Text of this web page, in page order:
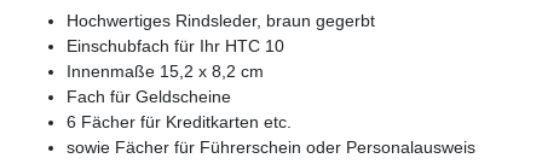
Hochwertiges Rindsleder, braun gegerbt
Einschubfach für Ihr HTC 10
Innenmaße 15,2 x 8,2 cm
Fach für Geldscheine
6 Fächer für Kreditkarten etc.
sowie Fächer für Führerschein oder Personalausweis